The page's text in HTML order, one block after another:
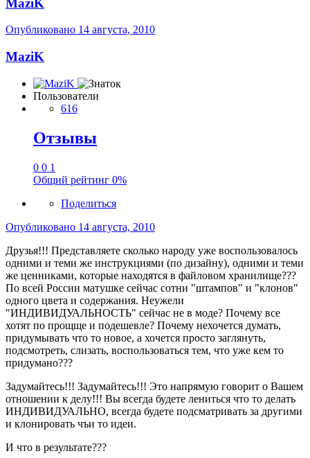
MaziK
Опубликовано 14 августа, 2010
MaziK
Пользователи
616
Отзывы
0 0 1
Общий рейтинг 0%
Поделиться
Опубликовано 14 августа, 2010
Друзья!!! Представляете сколько народу уже воспользовалось
одними и теми же инструкциями (по дизайну), одними и теми
же ценниками, которые находятся в файловом хранилище???
По всей России матушке сейчас сотни "штампов" и "клонов"
одного цвета и содержания. Неужели
"ИНДИВИДУАЛЬНОСТЬ" сейчас не в моде? Почему все
хотят по прощще и подешевле? Почему нехочется думать,
придумывать что то новое, а хочется просто заглянуть,
подсмотреть, слизать, воспользоваться тем, что уже кем то
придумано???
Задумайтесь!!! Задумайтесь!!! Это напрямую говорит о Вашем
отношении к делу!!! Вы всегда будете лениться что то делать
ИНДИВИДУАЛЬНО, всегда будете подсматривать за другими
и клонировать чъи то идеи.
И что в результате???